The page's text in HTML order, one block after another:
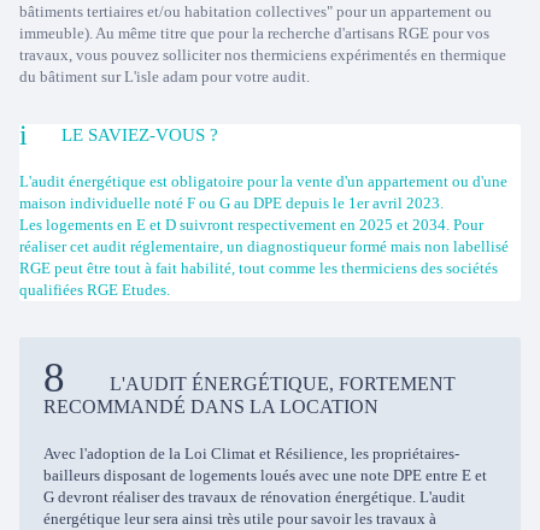
bâtiments tertiaires et/ou habitation collectives" pour un appartement ou
immeuble). Au même titre que pour la recherche d'artisans RGE pour vos
travaux, vous pouvez solliciter nos thermiciens expérimentés en thermique
du bâtiment sur L'isle adam pour votre audit.
LE SAVIEZ-VOUS ?
L'audit énergétique est obligatoire pour la vente d'un appartement ou d'une
maison individuelle noté F ou G au DPE depuis le 1er avril 2023.
Les logements en E et D suivront respectivement en 2025 et 2034. Pour
réaliser cet audit réglementaire, un diagnostiqueur formé mais non labellisé
RGE peut être tout à fait habilité, tout comme les thermiciens des sociétés
qualifiées RGE Etudes.
L'AUDIT ÉNERGÉTIQUE, FORTEMENT
RECOMMANDÉ DANS LA LOCATION
Avec l'adoption de la Loi Climat et Résilience, les propriétaires-
bailleurs disposant de logements loués avec une note DPE entre E et
G devront réaliser des travaux de rénovation énergétique. L'audit
énergétique leur sera ainsi très utile pour savoir les travaux à